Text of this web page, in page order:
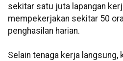
sekitar satu juta lapangan
mempekerjakan sekitar 50
penghasilan harian.
Selain tenaga kerja langsung,